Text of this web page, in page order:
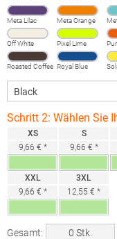
Meta Lilac Meta Orange
Off White Pixel Lime
Roasted Coffee Royal Blue
Schritt 2: Wählen Sie
XS
9,66 € *
S
9,66 € *
XXL
9,66 € *
3XL
12,55 € *
Gesamt: 0 Stk.